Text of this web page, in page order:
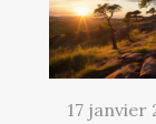
17 janvier